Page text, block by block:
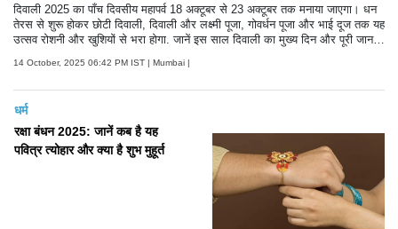
दिवाली 2025 का पाँच दिवसीय महापर्व 18 अक्टूबर से 23 अक्टूबर तक मनाया जाएगा। धन
तेरस से शुरू होकर छोटी दिवाली, दिवाली और लक्ष्मी पूजा, गोवर्धन पूजा और भाई दूज तक यह
उत्सव रोशनी और खुशियों से भरा होगा. जानें इस साल दिवाली का मुख्य दिन और पूरी जान
14 October, 2025 06:42 PM IST | Mumbai |
धर्म
रक्षा बंधन 2025: जानें कब है यह
पवित्र त्योहार और क्या है शुभ मुहूर्त